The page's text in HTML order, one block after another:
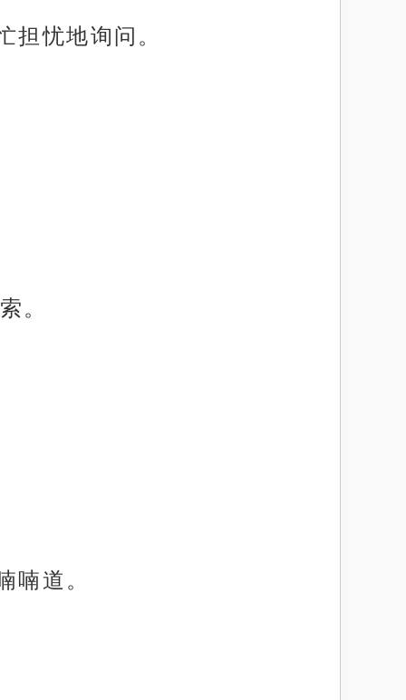
担忧地询问。
。
喃道。